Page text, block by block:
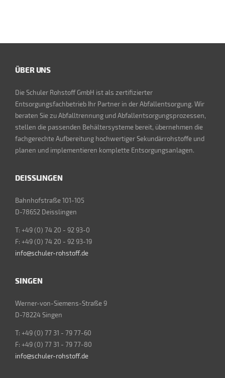
ÜBER UNS
Die Schuler Rohstoff GmbH ist als zertifizierter
Entsorgungsfachbetrieb Ihr Partner in der Abfallentsorgung. Wir
beraten Sie zu Abfalltrennung und Abfallentsorgungsprozessen,
stellen die passenden Behältersysteme bereit, übernehmen die
fachgerechte Aufbereitung hochwertiger Sekundärrohstoffe und
planen und implementieren komplette Entsorgungsanlagen.
DEISSLINGEN
Bahnhofstraße 101-105
D-78652 Deisslingen
T: +49 (0) 74 20 - 92 93-0
F: +49 (0) 74 20 - 92 93-19
info@schuler-rohstoff.de
SINGEN
Werner-von-Siemens-Straße 9
D-78224 Singen
T: +49 (0) 77 31 - 79 77-60
F: +49 (0) 77 31 - 79 77-80
info@schuler-rohstoff.de